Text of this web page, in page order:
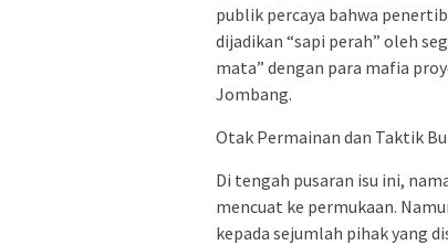
publik percaya bahwa
dijadikan “sapi perah” oleh
mata” dengan para mafia
Jombang.
​Otak Permainan dan Taktik
​Di tengah pusaran isu ini,
mencuat ke permukaan.
kepada sejumlah pihak yang